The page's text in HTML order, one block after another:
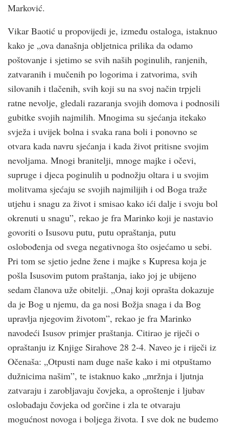
Marković.
Vikar Baotić u propovijedi je, između ostaloga, istaknuo
kako je „ova današnja obljetnica prilika da odamo
poštovanje i sjetimo se svih naših poginulih, ranjenih,
zatvaranih i mučenih po logorima i zatvorima, svih
silovanih i tlačenih, svih koji su na svoj način trpjeli
ratne nevolje, gledali razaranja svojih domova i podnosili
gubitke svojih najmilih. Mnogima su sjećanja itekako
svježa i uvijek bolna i svaka rana boli i ponovno se
otvara kada navru sjećanja i kada život pritisne svojim
nevoljama. Mnogi branitelji, mnoge majke i očevi,
supruge i djeca poginulih u podnožju oltara i u svojim
molitvama sjećaju se svojih najmilijih i od Boga traže
utjehu i snagu za život i smisao kako ići dalje i svoju bol
okrenuti u snagu”, rekao je fra Marinko koji je nastavio
govoriti o Isusovu putu, putu opraštanja, putu
oslobođenja od svega negativnoga što osjećamo u sebi.
Pri tom se sjetio jedne žene i majke s Kupresa koja je
pošla Isusovim putom praštanja, iako joj je ubijeno
sedam članova uže obitelji. „Onaj koji oprašta dokazuje
da je Bog u njemu, da ga nosi Božja snaga i da Bog
upravlja njegovim životom”, rekao je fra Marinko
navodeći Isusov primjer praštanja. Citirao je riječi o
opraštanju iz Knjige Sirahove 28 2-4. Naveo je i riječi iz
Očenaša: „Otpusti nam duge naše kako i mi otpuštamo
dužnicima našim”, te istaknuo kako „mržnja i ljutnja
zatvaraju i zarobljavaju čovjeka, a oproštenje i ljubav
oslobađaju čovjeka od gorčine i zla te otvaraju
mogućnost novoga i boljega života. I sve dok ne budemo